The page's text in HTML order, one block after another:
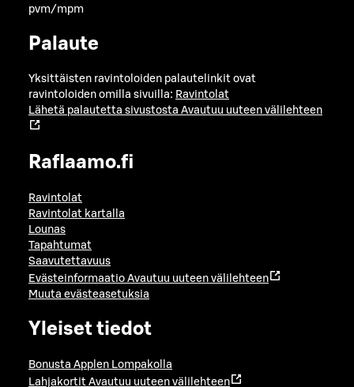
pvm/mpm
Palaute
Yksittäisten ravintoloiden palautelinkit ovat
ravintoloiden omilla sivuilla: Ravintolat
Lähetä palautetta sivustosta Avautuu uuteen välilehteen
Raflaamo.fi
Ravintolat
Ravintolat kartalla
Lounas
Tapahtumat
Saavutettavuus
Evästeinformaatio Avautuu uuteen välilehteen
Muuta evästeasetuksia
Yleiset tiedot
Bonusta Applen Lompakolla
Lahjakortit Avautuu uuteen välilehteen